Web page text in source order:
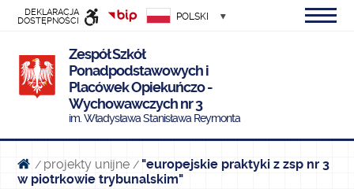
DEKLARACJA
DOSTĘPNOŚCI
INFORMACJI
PUBLICZNEJ
POLSKI
Zespół Szkół
Ponadpodstawowych i
Placówek Opiekuńczo -
Wychowawczych nr 3
im. Władysława Stanisława Reymonta
/ projekty unijne/ "europejskie praktyki z zsp nr 3
w piotrkowie trybunalskim"